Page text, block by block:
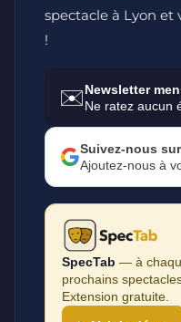
spectacle à Lyon
!
✉️Newsletter
Ne ratez aucun
Suivez-nous
Ajoutez-nous à
SpecTab — à
prochains
Extension gratuite.